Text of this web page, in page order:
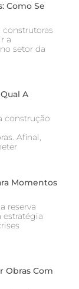
Como Se
a
setor da
A
construção
Afinal,
Momentos
reserva
Obras Com